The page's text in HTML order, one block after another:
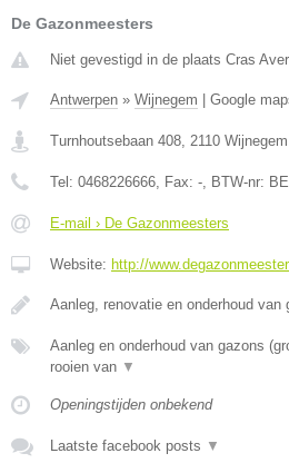
De Gazonmeesters
Niet gevestigd in de plaats Cras
Antwerpen » Wijnegem Google
Turnhoutsebaan 408 2110 Wijnegem
Tel: 0468226666 , Fax: - , BTW-nr:
E-mail › De Gazonmeesters
Website: http://
Aanleg, renovatie en onderhoud van
Aanleg en onderhoud van gazons
rooien van ▼
Openingstijden onbekend
Laatste facebook posts ▼